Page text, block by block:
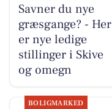
Savner du nye
græsgange? - Her
er nye ledige
stillinger i Skive
og omegn
BOLIGMARKED